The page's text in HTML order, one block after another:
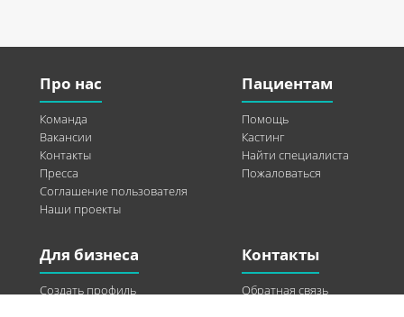
Про нас
Команда
Вакансии
Контакты
Пресса
Соглашение пользователя
Наши проекты
Пациентам
Помощь
Кастинг
Найти специалиста
Пожаловаться
Для бизнеса
Создать профиль
Контакты
Обратная связь